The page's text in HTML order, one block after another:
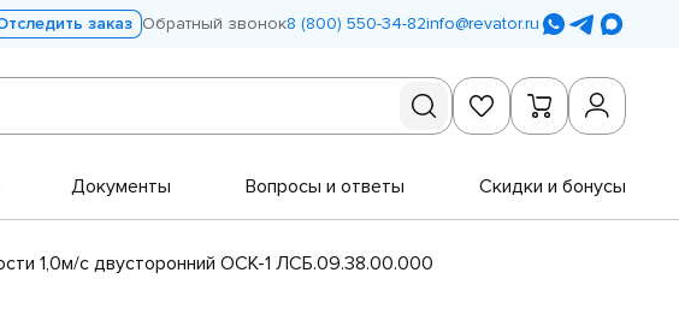
заказ Обратный звонок8 (800) 550-34-82info@revator.ru
Документы Вопросы и ответы Скидки и бонусы
1,0м/с двусторонний ОСК-1 ЛСБ.09.38.00.000